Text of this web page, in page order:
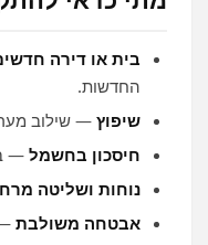
בית או דירה
החדשות.
שיפוץ — שילוב
חיסכון בחשמל —
נוחות ושליטה
אבטחה משולבת